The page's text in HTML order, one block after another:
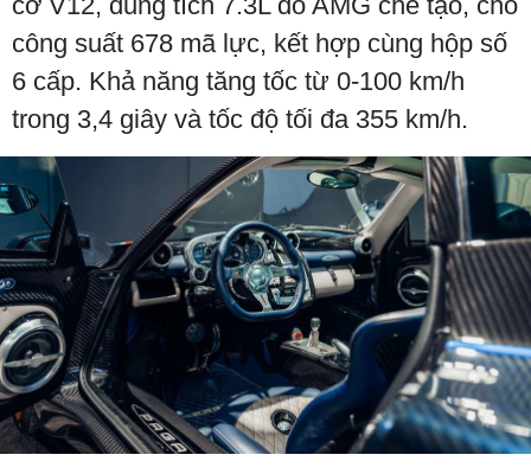
công suất 678 mã lực, kết hợp cùng hộp số
6 cấp. Khả năng tăng tốc từ 0-100 km/h
trong 3,4 giây và tốc độ tối đa 355 km/h.